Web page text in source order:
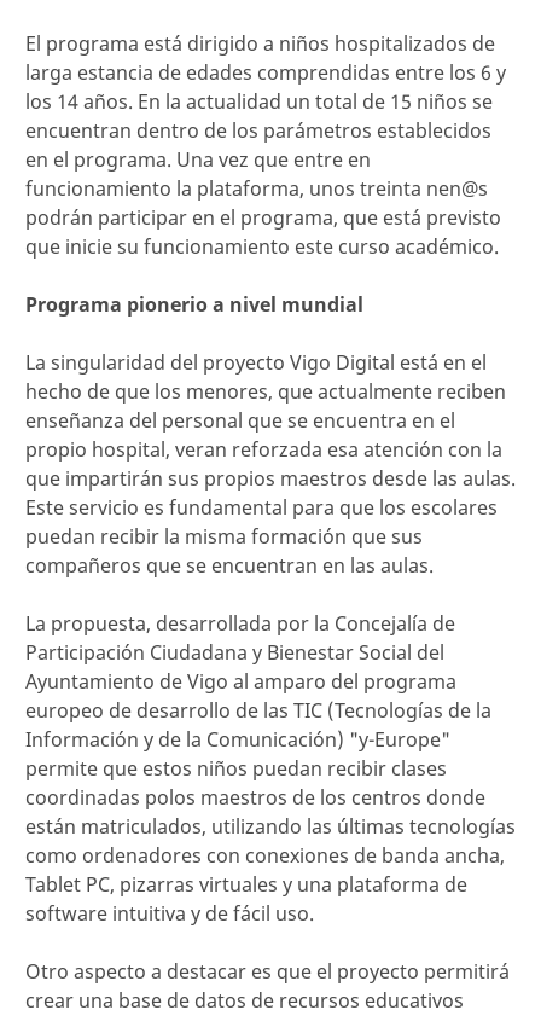
El programa está dirigido a niños hospitalizados de
larga estancia de edades comprendidas entre los 6 y
los 14 años. En la actualidad un total de 15 niños se
encuentran dentro de los parámetros establecidos
en el programa. Una vez que entre en
funcionamiento la plataforma, unos treinta nen@s
podrán participar en el programa, que está previsto
que inicie su funcionamiento este curso académico.
Programa pionerio a nivel mundial
La singularidad del proyecto Vigo Digital está en el
hecho de que los menores, que actualmente reciben
enseñanza del personal que se encuentra en el
propio hospital, veran reforzada esa atención con la
que impartirán sus propios maestros desde las aulas.
Este servicio es fundamental para que los escolares
puedan recibir la misma formación que sus
compañeros que se encuentran en las aulas.
La propuesta, desarrollada por la Concejalía de
Participación Ciudadana y Bienestar Social del
Ayuntamiento de Vigo al amparo del programa
europeo de desarrollo de las TIC (Tecnologías de la
Información y de la Comunicación) "y-Europe"
permite que estos niños puedan recibir clases
coordinadas polos maestros de los centros donde
están matriculados, utilizando las últimas tecnologías
como ordenadores con conexiones de banda ancha,
Tablet PC, pizarras virtuales y una plataforma de
software intuitiva y de fácil uso.
Otro aspecto a destacar es que el proyecto permitirá
crear una base de datos de recursos educativos